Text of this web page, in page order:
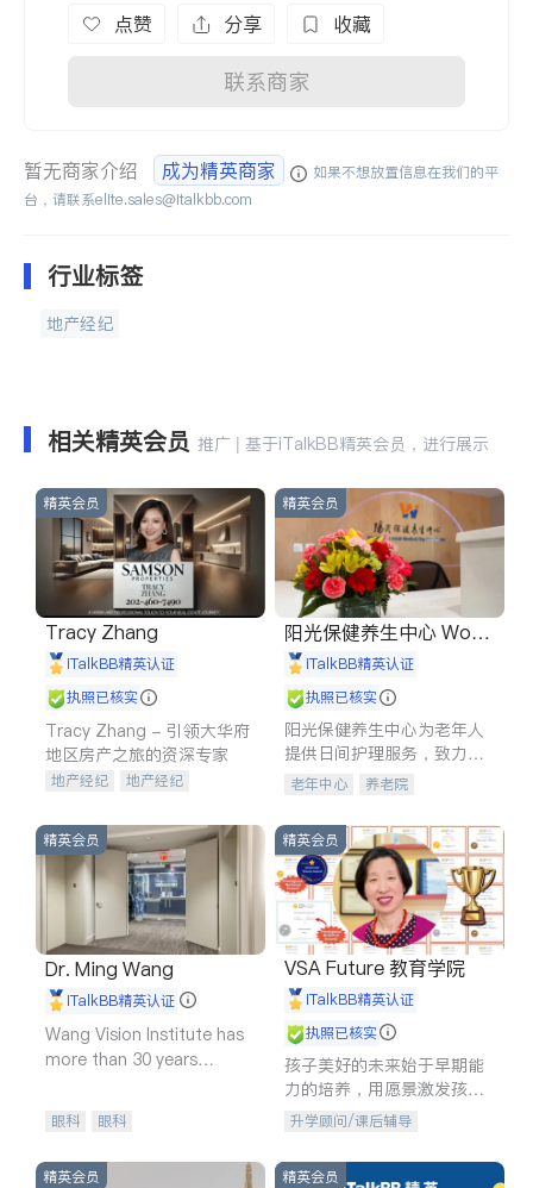
点赞 分享 收藏
联系商家
暂无商家介绍 成为精英商家
如果不想放置信息在我们的平
台，请联系elite.sales@italkbb.com
行业标签
地产经纪
相关精英会员 推广 | 基于iTalkBB精英会员，进行展示
精英会员
Tracy Zhang
iTalkBB精英认证
执照已核实
Tracy Zhang - 引领大华府
地区房产之旅的资深专家
地产经纪
地产经纪
商铺租售
开发商建商
精英会员
阳光保健养生中心 World
shine
iTalkBB精英认证
执照已核实
阳光保健养生中心为老年人
提供日间护理服务，致力于
通过持续的护理创新来有效
老年中心 养老院
精英会员
Dr. Ming Wang
iTalkBB精英认证
Wang Vision Institute has
more than 30 years
眼科 眼科
精英会员
VSA Future 教育学院
iTalkBB精英认证
执照已核实
孩子美好的未来始于早期能
力的培养，用愿景激发孩子
的学习潜力和动力。理念：
拥有成长型心态是成功的基
石。
升学顾问/课后辅导
精英会员 精英会员